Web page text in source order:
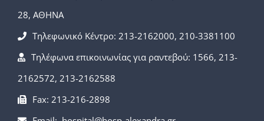
28, ΑΘΗΝΑ
Τηλεφωνικό Κέντρο: 213-2162000, 210-3381100
Τηλέφωνα επικοινωνίας για ραντεβού: 1566, 213-
2162572, 213-2162588
Fax: 213-216-2898